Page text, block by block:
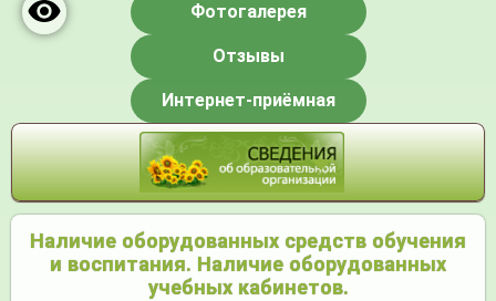
Фотогалерея
Отзывы
Интернет-приёмная
Меню
Наличие оборудованных средств обучения
и воспитания. Наличие оборудованных
учебных кабинетов.